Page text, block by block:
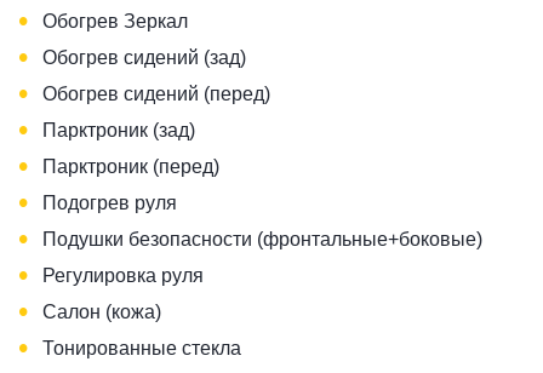
• Обогрев Зеркал
• Обогрев сидений (зад)
• Обогрев сидений (перед)
• Парктроник (зад)
• Парктроник (перед)
• Подогрев руля
• Подушки безопасности (фронтальные+боковые)
• Регулировка руля
• Салон (кожа)
• Тонированные стекла